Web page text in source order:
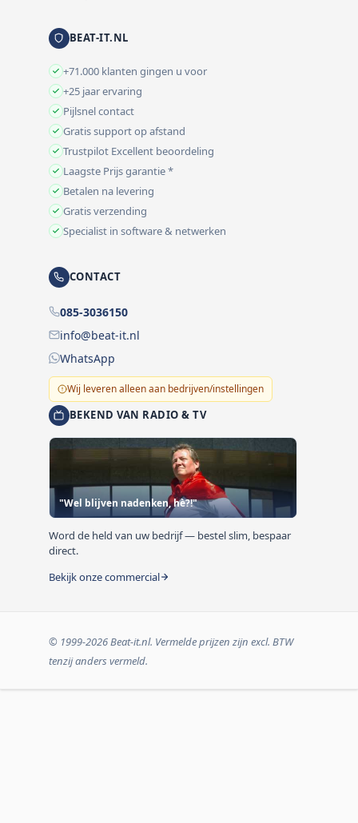
BEAT-IT.NL
+71.000 klanten gingen u voor
+25 jaar ervaring
Pijlsnel contact
Gratis support op afstand
Trustpilot Excellent beoordeling
Laagste Prijs garantie *
Betalen na levering
Gratis verzending
Specialist in software & netwerken
CONTACT
085-3036150
info@beat-it.nl
WhatsApp
Wij leveren alleen aan bedrijven/instellingen
BEKEND VAN RADIO & TV
"Wel blijven nadenken, hè?!"
Word de held van uw bedrijf — bestel slim, bespaar
direct.
Bekijk onze commercial
© 1999-2026 Beat-it.nl. Vermelde prijzen zijn excl. BTW
tenzij anders vermeld.